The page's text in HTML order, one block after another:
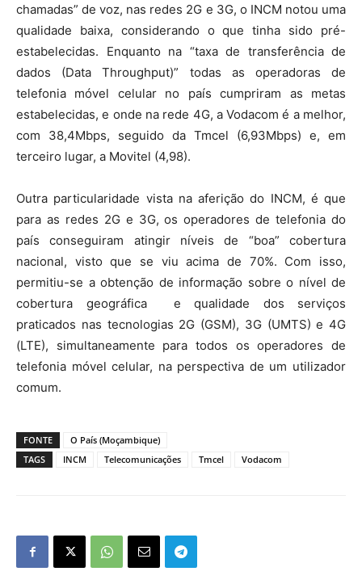
chamadas” de voz, nas redes 2G e 3G, o INCM notou uma
qualidade baixa, considerando o que tinha sido pré-
estabelecidas. Enquanto na “taxa de transferência de
dados (Data Throughput)” todas as operadoras de
telefonia móvel celular no país cumpriram as metas
estabelecidas, e onde na rede 4G, a Vodacom é a melhor,
com 38,4Mbps, seguido da Tmcel (6,93Mbps) e, em
terceiro lugar, a Movitel (4,98).
Outra particularidade vista na aferição do INCM, é que
para as redes 2G e 3G, os operadores de telefonia do
país conseguiram atingir níveis de “boa” cobertura
nacional, visto que se viu acima de 70%. Com isso,
permitiu-se a obtenção de informação sobre o nível de
cobertura geográfica e qualidade dos serviços
praticados nas tecnologias 2G (GSM), 3G (UMTS) e 4G
(LTE), simultaneamente para todos os operadores de
telefonia móvel celular, na perspectiva de um utilizador
comum.
FONTE
O País (Moçambique)
TAGS
INCM Telecomunicações Tmcel Vodacom